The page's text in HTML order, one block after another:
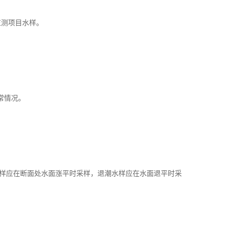
项目水样。
况。
应在断面处水面涨平时采样，退潮水样应在水面退平时采